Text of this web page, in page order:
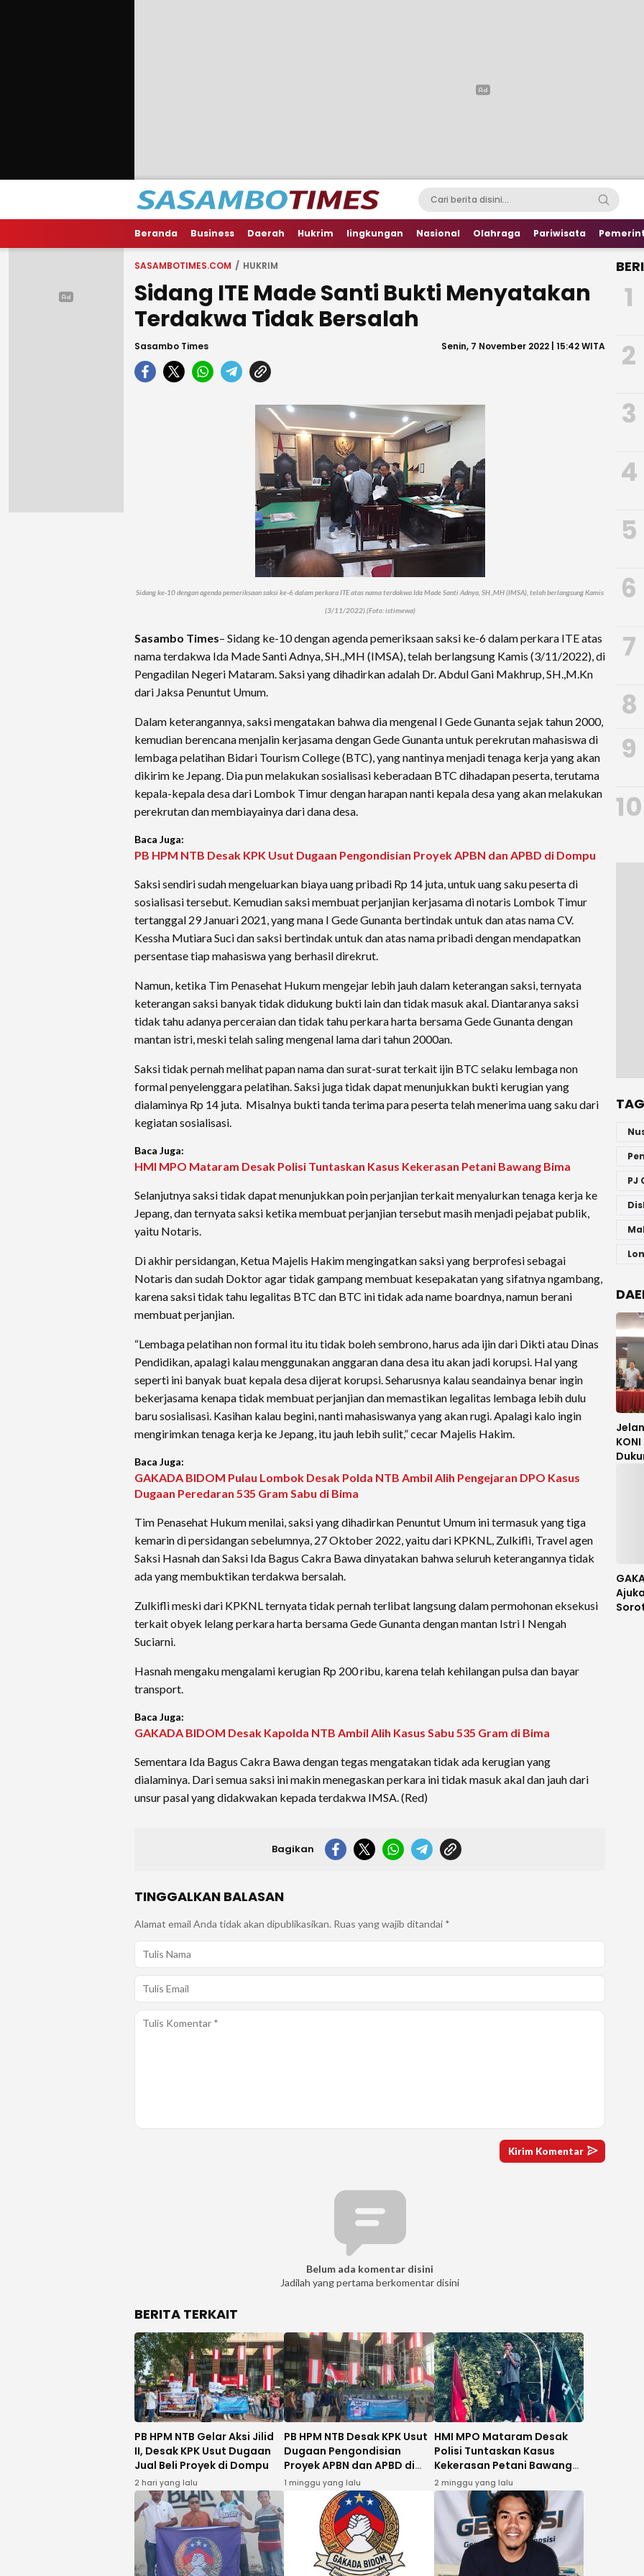
Beranda Business Daerah Hukrim lingkungan Nasional Olahraga Pariwisata
SASAMBOTIMES.COM HUKRIM
Sidang ITE Made Santi Bukti Menyatakan
Terdakwa Tidak Bersalah
Sasambo Times Senin, 7 November 2022 | 15:42 WITA
Sidang ke-10 dengan agenda pemeriksaan saksi ke-6 dalam perkara ITE atas nama terdakwa Ida Made Santi Adnya, SH.,MH (IMSA), telah berlangsung Kamis
(3/11/2022).(Foto: istimewa)
Sasambo Times– Sidang ke-10 dengan agenda pemeriksaan saksi ke-6 dalam perkara ITE atas
nama terdakwa Ida Made Santi Adnya, SH.,MH (IMSA), telah berlangsung Kamis (3/11/2022), di
Pengadilan Negeri Mataram. Saksi yang dihadirkan adalah Dr. Abdul Gani Makhrup, SH.,M.Kn
dari Jaksa Penuntut Umum.
Dalam keterangannya, saksi mengatakan bahwa dia mengenal I Gede Gunanta sejak tahun 2000,
kemudian berencana menjalin kerjasama dengan Gede Gunanta untuk perekrutan mahasiswa di
lembaga pelatihan Bidari Tourism College (BTC), yang nantinya menjadi tenaga kerja yang akan
dikirim ke Jepang. Dia pun melakukan sosialisasi keberadaan BTC dihadapan peserta, terutama
kepala-kepala desa dari Lombok Timur dengan harapan nanti kepala desa yang akan melakukan
perekrutan dan membiayainya dari dana desa.
Baca Juga:
PB HPM NTB Desak KPK Usut Dugaan Pengondisian Proyek APBN dan APBD di Dompu
Saksi sendiri sudah mengeluarkan biaya uang pribadi Rp 14 juta, untuk uang saku peserta di
sosialisasi tersebut. Kemudian saksi membuat perjanjian kerjasama di notaris Lombok Timur
tertanggal 29 Januari 2021, yang mana I Gede Gunanta bertindak untuk dan atas nama CV.
Kessha Mutiara Suci dan saksi bertindak untuk dan atas nama pribadi dengan mendapatkan
persentase tiap mahasiswa yang berhasil direkrut.
Namun, ketika Tim Penasehat Hukum mengejar lebih jauh dalam keterangan saksi, ternyata
keterangan saksi banyak tidak didukung bukti lain dan tidak masuk akal. Diantaranya saksi
tidak tahu adanya perceraian dan tidak tahu perkara harta bersama Gede Gunanta dengan
mantan istri, meski telah saling mengenal lama dari tahun 2000an.
Saksi tidak pernah melihat papan nama dan surat-surat terkait ijin BTC selaku lembaga non
formal penyelenggara pelatihan. Saksi juga tidak dapat menunjukkan bukti kerugian yang
dialaminya Rp 14 juta. Misalnya bukti tanda terima para peserta telah menerima uang saku dari
kegiatan sosialisasi.
Baca Juga:
HMI MPO Mataram Desak Polisi Tuntaskan Kasus Kekerasan Petani Bawang Bima
Selanjutnya saksi tidak dapat menunjukkan poin perjanjian terkait menyalurkan tenaga kerja ke
Jepang, dan ternyata saksi ketika membuat perjanjian tersebut masih menjadi pejabat publik,
yaitu Notaris.
Di akhir persidangan, Ketua Majelis Hakim mengingatkan saksi yang berprofesi sebagai
Notaris dan sudah Doktor agar tidak gampang membuat kesepakatan yang sifatnya ngambang,
karena saksi tidak tahu legalitas BTC dan BTC ini tidak ada name boardnya, namun berani
membuat perjanjian.
“Lembaga pelatihan non formal itu itu tidak boleh sembrono, harus ada ijin dari Dikti atau Dinas
Pendidikan, apalagi kalau menggunakan anggaran dana desa itu akan jadi korupsi. Hal yang
seperti ini banyak buat kepala desa dijerat korupsi. Seharusnya kalau seandainya benar ingin
bekerjasama kenapa tidak membuat perjanjian dan memastikan legalitas lembaga lebih dulu
baru sosialisasi. Kasihan kalau begini, nanti mahasiswanya yang akan rugi. Apalagi kalo ingin
mengirimkan tenaga kerja ke Jepang, itu jauh lebih sulit,” cecar Majelis Hakim.
Baca Juga:
GAKADA BIDOM Pulau Lombok Desak Polda NTB Ambil Alih Pengejaran DPO Kasus
Dugaan Peredaran 535 Gram Sabu di Bima
Tim Penasehat Hukum menilai, saksi yang dihadirkan Penuntut Umum ini termasuk yang tiga
kemarin di persidangan sebelumnya, 27 Oktober 2022, yaitu dari KPKNL, Zulkifli, Travel agen
Saksi Hasnah dan Saksi Ida Bagus Cakra Bawa dinyatakan bahwa seluruh keterangannya tidak
ada yang membuktikan terdakwa bersalah.
Zulkifli meski dari KPKNL ternyata tidak pernah terlibat langsung dalam permohonan eksekusi
terkait obyek lelang perkara harta bersama Gede Gunanta dengan mantan Istri I Nengah
Suciarni.
Hasnah mengaku mengalami kerugian Rp 200 ribu, karena telah kehilangan pulsa dan bayar
transport.
Baca Juga:
GAKADA BIDOM Desak Kapolda NTB Ambil Alih Kasus Sabu 535 Gram di Bima
Sementara Ida Bagus Cakra Bawa dengan tegas mengatakan tidak ada kerugian yang
dialaminya. Dari semua saksi ini makin menegaskan perkara ini tidak masuk akal dan jauh dari
unsur pasal yang didakwakan kepada terdakwa IMSA. (Red)
Bagikan
TINGGALKAN BALASAN
Alamat email Anda tidak akan dipublikasikan. Ruas yang wajib ditandai *
Belum ada komentar disini
Jadilah yang pertama berkomentar disini
BERITA TERKAIT
PB HPM NTB Gelar Aksi Jilid
II, Desak KPK Usut Dugaan
Jual Beli Proyek di Dompu
2 hari yang lalu
PB HPM NTB Desak KPK Usut
Dugaan Pengondisian
Proyek APBN dan APBD di
Dompu
1 minggu yang lalu
HMI MPO Mataram Desak
Polisi Tuntaskan Kasus
Kekerasan Petani Bawang
Bima
2 minggu yang lalu
1
2
3
4
5
6
7
8
9
10
PJ
KONI